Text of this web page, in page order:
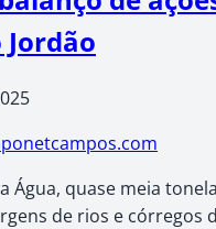
Jordão
Água, quase meia
de rios e córregos